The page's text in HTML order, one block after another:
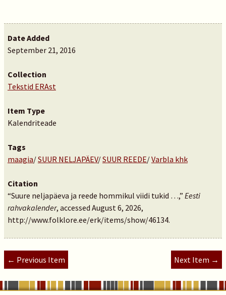
Date Added
September 21, 2016
Collection
Tekstid ERAst
Item Type
Kalendriteade
Tags
maagia/SUUR NELJAPÄEV/SUUR REEDE/Varbla khk
Citation
“Suure neljapäeva ja reede hommikul viidi tukid …,” Eesti
rahvakalender, accessed August 6, 2026,
http://www.folklore.ee/erk/items/show/46134.
← Previous Item Next Item →